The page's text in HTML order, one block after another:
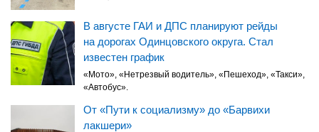
В августе ГАИ и ДПС планируют рейды
на дорогах Одинцовского округа. Стал
известен график
«Мото», «Нетрезвый водитель», «Пешеход», «Такси»,
«Автобус».
От «Пути к социализму» до «Барвихи
лакшери»